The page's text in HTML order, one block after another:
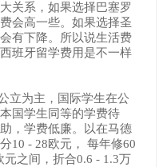
关系，如果选择巴塞罗
会高一些。如果选择圣
有下降。所以说生活费
班牙留学费用是不一样
立为主，国际学生在公
国学生同等的学费待
，学费低廉。以在马德
10 - 28欧元， 每年修60
之间，折合0.6 - 1.3万